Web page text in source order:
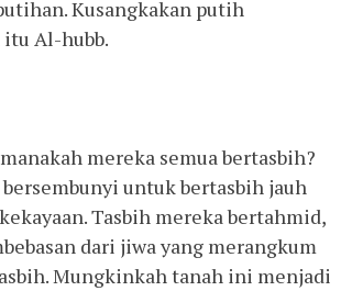
Kusangkakan putih
Al-hubb.
mereka semua bertasbih?
untuk bertasbih jauh
Tasbih mereka bertahmid,
dari jiwa yang merangkum
Mungkinkah tanah ini menjadi